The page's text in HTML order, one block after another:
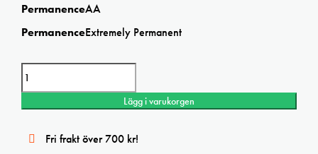
PermanenceAA
PermanenceExtremely Permanent
Lägg i varukorgen
Fri frakt över 700 kr!